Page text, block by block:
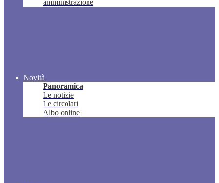
amministrazione
Novità
Panoramica
Le notizie
Le circolari
Albo online